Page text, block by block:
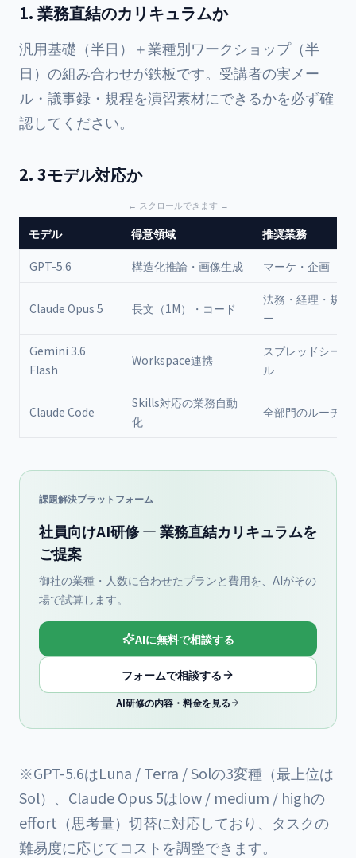
1. 業務直結のカリキュラムか
汎用基礎（半日）＋業種別ワークショップ（半
日）の組み合わせが鉄板です。受講者の実メー
ル・議事録・規程を演習素材にできるかを必ず確
認してください。
2. 3モデル対応か
モデル 得意領域 推奨業務
GPT-5.6 構造化推論・画像生成 マーケ・企画
Claude Opus 5 長文（1M）・コード
法務・経理・規程
ー
Gemini 3.6
Flash
Workspace連携
スプレッドシート
ル
Claude Code
Skills対応の業務自動
化
全部門のルーチン
課題解決プラットフォーム
社員向けAI研修 — 業務直結カリキュラムを
ご提案
御社の業種・人数に合わせたプランと費用を、AIがその
場で試算します。
AIに無料で相談する
フォームで相談する
AI研修の内容・料金を見る
※GPT-5.6はLuna / Terra / Solの3変種（最上位は
Sol）、Claude Opus 5はlow / medium / highの
effort（思考量）切替に対応しており、タスクの
難易度に応じてコストを調整できます。